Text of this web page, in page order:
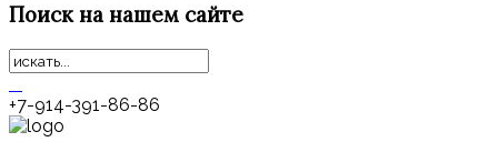
Поискна нашем сайте
+7-914-391-86-86